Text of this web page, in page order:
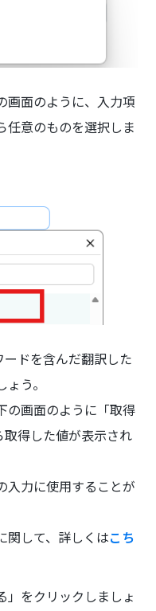
画面のように、入力項
任意のものを選択しま
ドを含んだ翻訳した
う。
の画面のように「取得
得した値が表示され
入力に使用することが
して、詳しくはこち
」をクリックしましょ